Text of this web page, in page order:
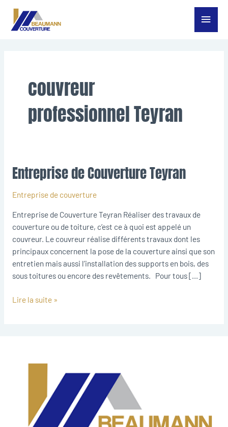
Aller
Menu
couvreur
professionnel Teyran
Entreprise de Couverture Teyran
Entreprise de couverture
Entreprise de Couverture Teyran Réaliser des travaux de
couverture ou de toiture, c’est ce à quoi est appelé un
couvreur. Le couvreur réalise différents travaux dont les
principaux concernent la pose de la couverture ainsi que son
entretien mais aussi l’installation des supports en bois, des
sous toitures ou encore des revêtements. Pour tous […]
Entreprise
de
Couverture
Lire la suite »